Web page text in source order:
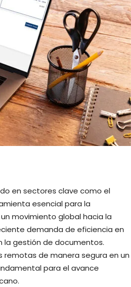
en sectores clave como el
esencial para la
movimiento global hacia la
demanda de eficiencia en
la gestión de documentos.
remotas de manera segura en un
para el avance